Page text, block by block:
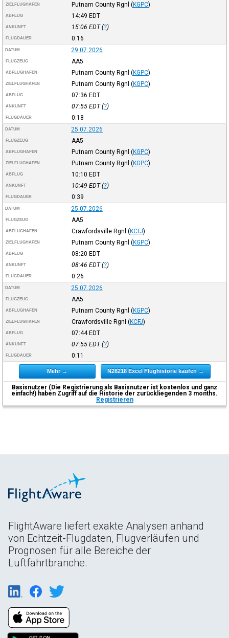
ZIELFLUGHAFEN Putnam County Rgnl (KGPC)
ABFLUG 14:49 EDT
ANKUNFT 15:06 EDT(?)
FLUGDAUER 0:16
DATUM 29.07.2026
FLUGZEUG AA5
ABFLUGHAFEN Putnam County Rgnl (KGPC)
ZIELFLUGHAFEN Putnam County Rgnl (KGPC)
ABFLUG 07:36 EDT
ANKUNFT 07:55 EDT(?)
FLUGDAUER 0:18
DATUM 25.07.2026
FLUGZEUG AA5
ABFLUGHAFEN Putnam County Rgnl (KGPC)
ZIELFLUGHAFEN Putnam County Rgnl (KGPC)
ABFLUG 10:10 EDT
ANKUNFT 10:49 EDT(?)
FLUGDAUER 0:39
DATUM 25.07.2026
FLUGZEUG AA5
ABFLUGHAFEN Crawfordsville Rgnl (KCFJ)
ZIELFLUGHAFEN Putnam County Rgnl (KGPC)
ABFLUG 08:20 EDT
ANKUNFT 08:46 EDT(?)
FLUGDAUER 0:26
DATUM 25.07.2026
FLUGZEUG AA5
ABFLUGHAFEN Putnam County Rgnl (KGPC)
ZIELFLUGHAFEN Crawfordsville Rgnl (KCFJ)
ABFLUG 07:44EDT
ANKUNFT 07:55 EDT(?)
FLUGDAUER 0:11
Mehr → N28218 Excel Flughistorie kaufen →
Basisnutzer (Die Registrierung als Basisnutzer ist kostenlos und ganz
einfach!) haben Zugriff auf die Historie der zurückliegenden 3 months.
Registrieren
FlightAware liefert exakte Analysen anhand
von Echtzeit-Flugdaten, Flugverläufen und
Prognosen für alle Bereiche der
Luftfahrtbranche.